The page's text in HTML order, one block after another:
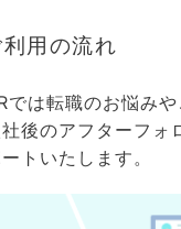
用の流れ
では転職のお悩み
後のアフターフォ
トいたします。